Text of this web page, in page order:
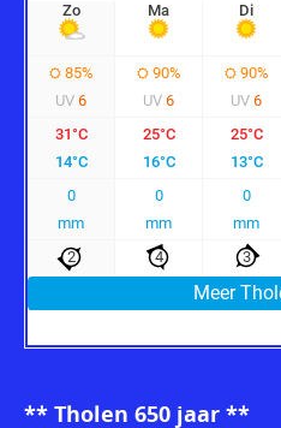
** Tholen 650 jaar **